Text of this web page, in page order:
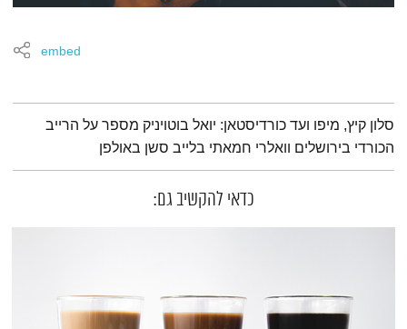
embed
תמצית הפודקאסט
סלון קיץ, מיפו ועד כורדיסטאן: יואל בוטויניק מספר על הרייב
הכורדי בירושלים וואלרי חמאתי בלייב סשן באולפן
כדאי להקשיב גם: